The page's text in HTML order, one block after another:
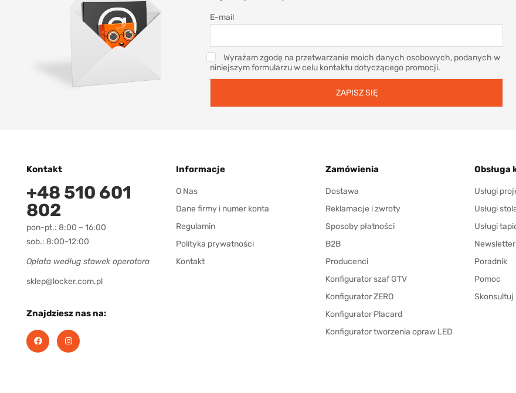
E-mail
Wyrażam zgodę na przetwarzanie moich danych osobowych, podanych w
niniejszym formularzu w celu kontaktu dotyczącego promocji.
Kontakt
+48 510 601
802
pon-pt.: 8:00 – 16:00
sob.: 8:00-12:00
Opłata według stawek operatora
sklep@locker.com.pl
Znajdziesz nas na:
Informacje
O Nas
Dane firmy i numer konta
Regulamin
Polityka prywatności
Kontakt
Zamówienia
Dostawa
Reklamacje i zwroty
Sposoby płatności
B2B
Producenci
Konfigurator szaf GTV
Konfigurator ZERO
Konfigurator Placard
Konfigurator tworzenia opraw LED
Obsługa
Usługi
Usługi
Usługi
Newsletter
Poradnik
Pomoc
Skonsultuj